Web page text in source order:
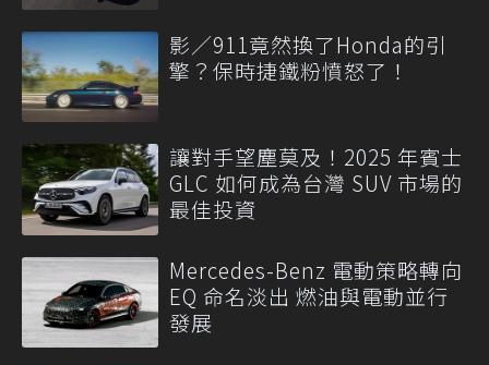
影／911竟然換了Honda的引
擎？保時捷鐵粉憤怒了！
讓對手望塵莫及！2025 年賓士
GLC 如何成為台灣 SUV 市場的
最佳投資
Mercedes-Benz 電動策略轉向
EQ 命名淡出 燃油與電動並行
發展